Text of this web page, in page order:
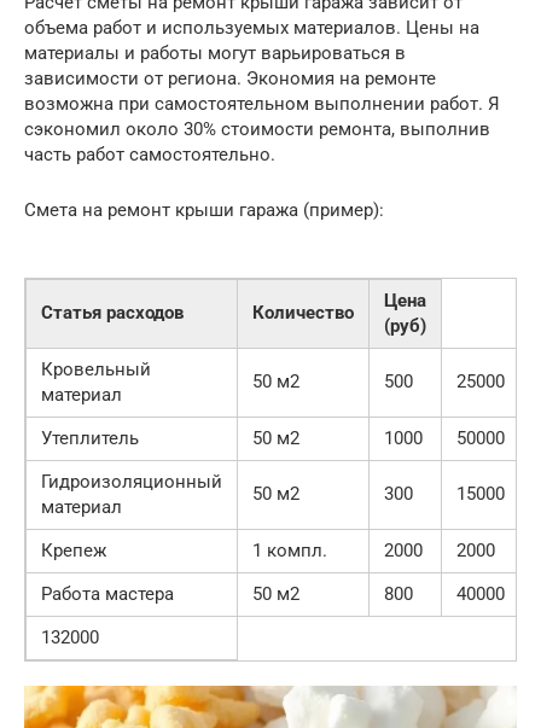
объема работ и используемых материалов. Цены на
материалы и работы могут варьироваться в
зависимости от региона. Экономия на ремонте
возможна при самостоятельном выполнении работ. Я
сэкономил около 30% стоимости ремонта, выполнив
часть работ самостоятельно.
Смета на ремонт крыши гаража (пример):
Статья расходов Количество
Цена
(руб)
Кровельный
материал
50 м2 500 25000
Утеплитель 50 м2 1000
50000
Гидроизоляционный
материал
50 м2 300 15000
Крепеж 1 компл. 2000
2000
Работа мастера
50 м2 800
40000
132000